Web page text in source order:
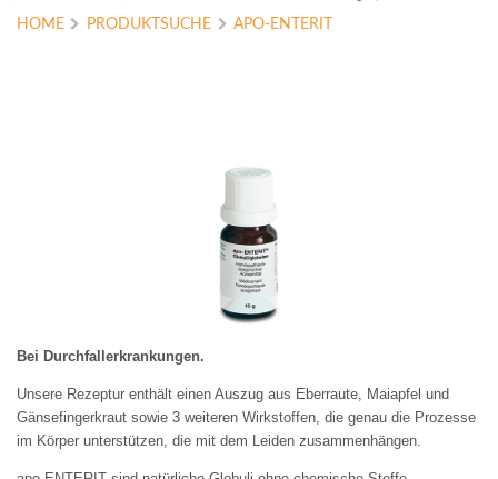
HOME PRODUKTSUCHE APO-ENTERIT
Bei Durchfallerkrankungen.
Unsere Rezeptur enthält einen Auszug aus Eberraute, Maiapfel und
Gänsefingerkraut sowie 3 weiteren Wirkstoffen, die genau die Prozesse
im Körper unterstützen, die mit dem Leiden zusammenhängen.